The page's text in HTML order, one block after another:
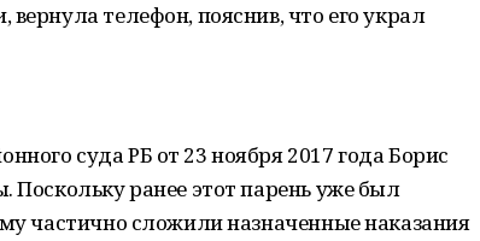
телефон, пояснив, что его украл
суда РБ от 23 ноября 2017 года Борис
ранее этот парень уже был
частично сложили назначенные наказания